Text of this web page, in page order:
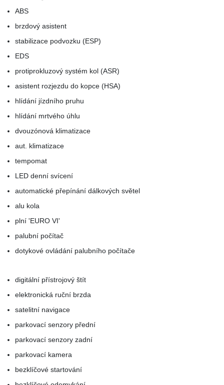
ABS
brzdový asistent
stabilizace podvozku (ESP)
EDS
protiprokluzový systém kol (ASR)
asistent rozjezdu do kopce (HSA)
hlídání jízdního pruhu
hlídání mrtvého úhlu
dvouzónová klimatizace
aut. klimatizace
tempomat
LED denní svícení
automatické přepínání dálkových světel
alu kola
plní 'EURO VI'
palubní počítač
dotykové ovládání palubního počítače
digitální přístrojový štít
elektronická ruční brzda
satelitní navigace
parkovací senzory přední
parkovací senzory zadní
parkovací kamera
bezklíčové startování